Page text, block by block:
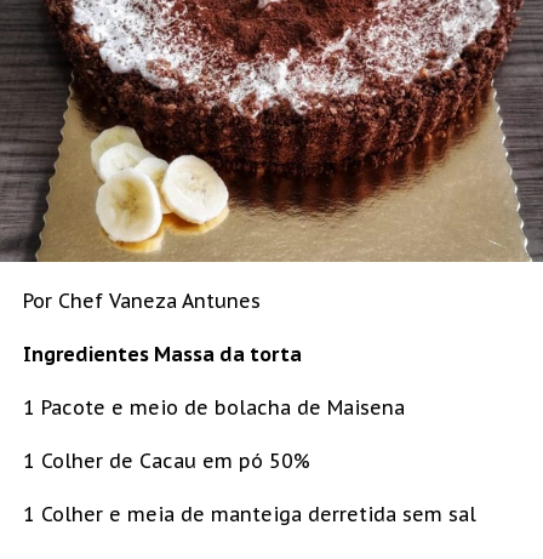
Por Chef Vaneza Antunes
Ingredientes Massa da torta
1 Pacote e meio de bolacha de Maisena
1 Colher de Cacau em pó 50%
1 Colher e meia de manteiga derretida sem sal